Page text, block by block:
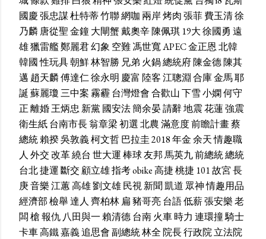
國慶張忠謀杜特蒂竹聯網咖 兩岸烤肉張菲費玉清徐
乃麟唐從聖金鐘大閘蟹戴奧辛陳佩琪 19大徐國勇 遠
雄獵雷艦鄭麗君幻象 空難馮世寬APEC金正恩北韓
韓國性玩具朝鮮林智勝 兄弟 火鍋總統府陳金德陳其
邁 趙天麟傅達仁徐永明 慶富 陸客江聰淵合庫金馬耶
誕蘇麗瓊三中案霧霾 台灣燈會合歡山下雪小嫻何守
正離婚王炳忠 新黨國安法簡余晏請辭地震花蓮強震
衛生紙台南市長翁章梁初選北農滿意度前瞻計畫蔡
總統賴揆吳敦義柯文哲巴拉圭2018年金余天情趣職
人 外交改革繞台 世大運棒球友邦馬英九前總統總統
台北捷運斷交 顧立雄指考obike高捷桃捷 101故宮長
庚音樂江蕙高雄劉文雄民視新聞凱道 眾神情趣用品
經濟部檢舉達人 齊柏林 扁豬哥亮台語低薪張安樂老
闆槍報仇 八田與一賴清德台南火車時力 連環撞騎士
卡車高鐵嘉義追思會副總統林全院長行政院立法院